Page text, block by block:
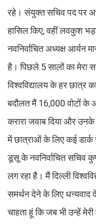
रहे। संयुक्त सचिव पद पर
हासिल किए, वहीं लवकुश
नवनिर्वाचित अध्यक्ष आर्यन
है। पिछले 5 सालों का मेरा
विश्वविद्यालय के हर छात्र
बदौलत मैं 16,000 वोटों
करारा जवाब दिया और
में छात्राओं के लिए कई डार्क
डूसू के नवनिर्वाचित सचिव
लग रहा है। मैं दिल्ली
समर्थन देने के लिए धन्यवाद
चाहता हूं कि जब भी उन्हें